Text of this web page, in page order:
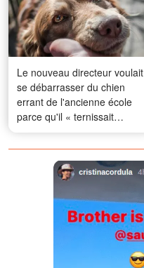
Le nouveau directeur voulait
se débarrasser du chien
errant de l'ancienne école
parce qu'il « ternissait
l'image » de l'établissement
– Il était loin de se douter à
quel point il allait le regretter